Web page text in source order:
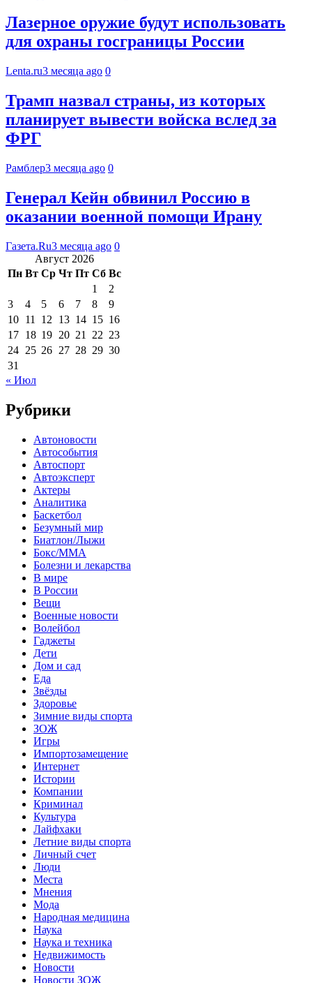
Лазерное оружие будут использовать
для охраны госграницы России
Lenta.ru3 месяца ago 0
Трамп назвал страны, из которых
планирует вывести войска вслед за
ФРГ
Рамблер3 месяца ago 0
Генерал Кейн обвинил Россию в
оказании военной помощи Ирану
Газета.Ru3 месяца ago 0
Август 2026
Пн Вт Ср Чт Пт Сб Вс
1
2
3
4 5 6 7 8
9
10 11 12 13 14 15 16
17 18 19 20 21 22 23
24 25 26 27 28 29 30
31
« Июл
Рубрики
Автоновости
Автособытия
Автоспорт
Автоэксперт
Актеры
Аналитика
Баскетбол
Безумный мир
Биатлон/Лыжи
Бокс/MMA
Болезни и лекарства
В мире
В России
Вещи
Военные новости
Волейбол
Гаджеты
Дети
Дом и сад
Еда
Звёзды
Здоровье
Зимние виды спорта
ЗОЖ
Игры
Импортозамещение
Интернет
Истории
Компании
Криминал
Культура
Лайфхаки
Летние виды спорта
Личный счет
Люди
Места
Мнения
Мода
Народная медицина
Наука
Наука и техника
Недвижимость
Новости
Новости ЗОЖ